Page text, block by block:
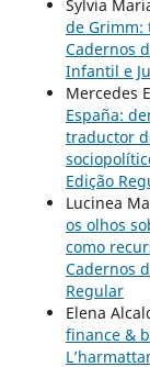
Sylvia
de Grimm:
Cadernos
Infantil e
Mercedes
España:
traductor
Edição
Lucinea
os olhos
como
Cadernos
Regular
Elena
finance &